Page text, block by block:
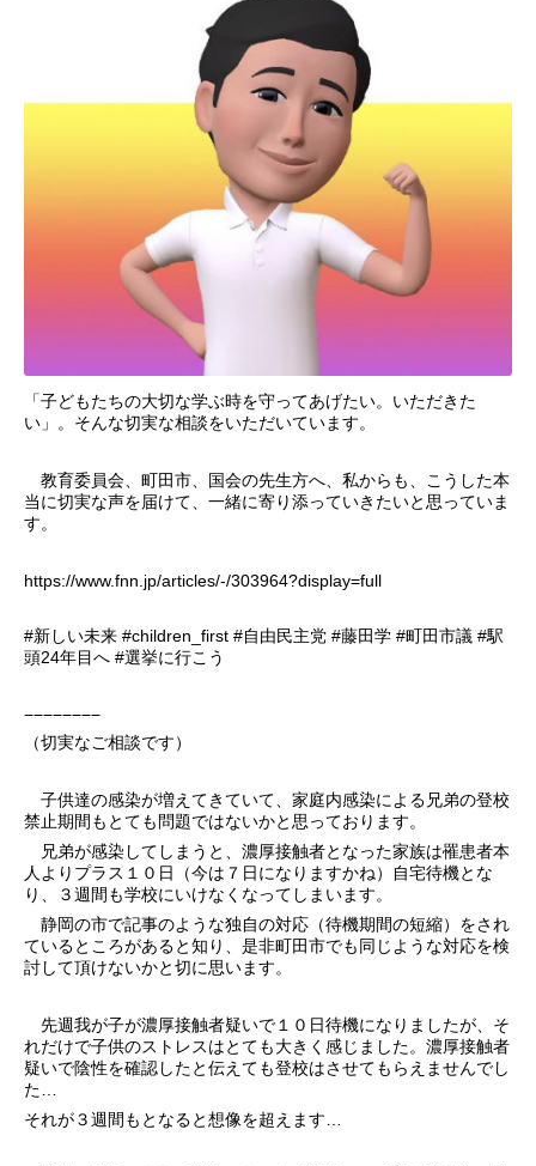
「子どもたちの大切な学ぶ時を守ってあげたい。いただきた
い」。そんな切実な相談をいただいています。
教育委員会、町田市、国会の先生方へ、私からも、こうした本
当に切実な声を届けて、一緒に寄り添っていきたいと思っていま
す。
https://www.fnn.jp/articles/-/303964?display=full
#新しい未来 #children_first #自由民主党 #藤田学 #町田市議 #駅
頭24年目へ #選挙に行こう
−−−−−−−−
（切実なご相談です）
子供達の感染が増えてきていて、家庭内感染による兄弟の登校
禁止期間もとても問題ではないかと思っております。
兄弟が感染してしまうと、濃厚接触者となった家族は罹患者本
人よりプラス１０日（今は７日になりますかね）自宅待機とな
り、３週間も学校にいけなくなってしまいます。
静岡の市で記事のような独自の対応（待機期間の短縮）をされ
ているところがあると知り、是非町田市でも同じような対応を検
討して頂けないかと切に思います。
先週我が子が濃厚接触者疑いで１０日待機になりましたが、そ
れだけで子供のストレスはとても大きく感じました。濃厚接触者
疑いで陰性を確認したと伝えても登校はさせてもらえませんでし
た…
それが３週間もとなると想像を超えます…